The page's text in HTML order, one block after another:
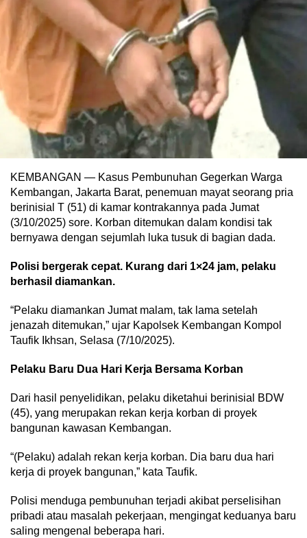
KEMBANGAN — Kasus Pembunuhan Gegerkan Warga
Kembangan, Jakarta Barat, penemuan mayat seorang pria
berinisial T (51) di kamar kontrakannya pada Jumat
(3/10/2025) sore. Korban ditemukan dalam kondisi tak
bernyawa dengan sejumlah luka tusuk di bagian dada.
Polisi bergerak cepat. Kurang dari 1×24 jam, pelaku
berhasil diamankan.
“Pelaku diamankan Jumat malam, tak lama setelah
jenazah ditemukan,” ujar Kapolsek Kembangan Kompol
Taufik Ikhsan, Selasa (7/10/2025).
Pelaku Baru Dua Hari Kerja Bersama Korban
Dari hasil penyelidikan, pelaku diketahui berinisial BDW
(45), yang merupakan rekan kerja korban di proyek
bangunan kawasan Kembangan.
“(Pelaku) adalah rekan kerja korban. Dia baru dua hari
kerja di proyek bangunan,” kata Taufik.
Polisi menduga pembunuhan terjadi akibat perselisihan
pribadi atau masalah pekerjaan, mengingat keduanya baru
saling mengenal beberapa hari.